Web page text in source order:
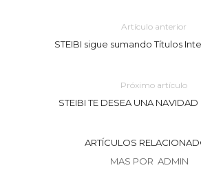
Artículo anterior
STEIBI sigue sumando Títulos
Próximo artículo
STEIBI TE DESEA UNA NAVIDAD
ARTÍCULOS
MAS POR ADMIN